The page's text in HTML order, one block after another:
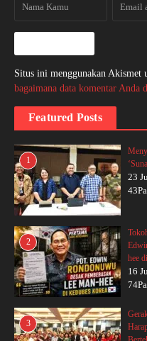
Situs ini menggunakan Akismet
bagaimana data komentar Anda
Featured Posts
1
23
2
hee
16
3